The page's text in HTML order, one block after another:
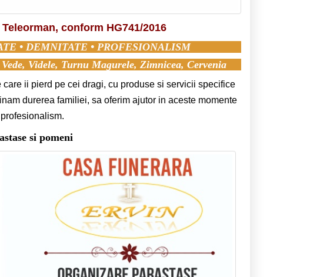
conform HG741/2016
• DEMNITATE • PROFESIONALISM
Videle, Turnu Magurele, Zimnicea, Cervenia
ii pierd pe cei dragi, cu produse si servicii specifice
durerea familiei, sa oferim ajutor in aceste momente
si pomeni